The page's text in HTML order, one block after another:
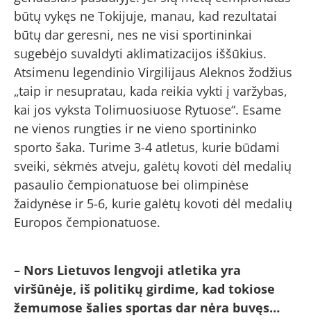
būtų vykęs ne Tokijuje, manau, kad rezultatai
būtų dar geresni, nes ne visi sportininkai
sugebėjo suvaldyti aklimatizacijos iššūkius.
Atsimenu legendinio Virgilijaus Aleknos žodžius
„taip ir nesupratau, kada reikia vykti į varžybas,
kai jos vyksta Tolimuosiuose Rytuose“. Esame
ne vienos rungties ir ne vieno sportininko
sporto šaka. Turime 3-4 atletus, kurie būdami
sveiki, sėkmės atveju, galėtų kovoti dėl medalių
pasaulio čempionatuose bei olimpinėse
žaidynėse ir 5-6, kurie galėtų kovoti dėl medalių
Europos čempionatuose.
– Nors Lietuvos lengvoji atletika yra
viršūnėje, iš politikų girdime, kad tokiose
žemumose šalies sportas dar nėra buvęs…